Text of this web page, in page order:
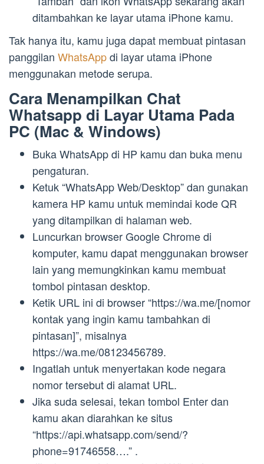
ditambahkan ke layar utama iPhone kamu.
Tak hanya itu, kamu juga dapat membuat pintasan
panggilan WhatsAppdi layar utama iPhone
menggunakan metode serupa.
Cara Menampilkan Chat
Whatsapp di Layar Utama Pada
PC (Mac & Windows)
Buka WhatsApp di HP kamu dan buka menu
pengaturan.
Ketuk “WhatsApp Web/Desktop” dan gunakan
kamera HP kamu untuk memindai kode QR
yang ditampilkan di halaman web.
Luncurkan browser Google Chrome di
komputer, kamu dapat menggunakan browser
lain yang memungkinkan kamu membuat
tombol pintasan desktop.
Ketik URL ini di browser “https://wa.me/[nomor
kontak yang ingin kamu tambahkan di
pintasan]”, misalnya
https://wa.me/08123456789.
Ingatlah untuk menyertakan kode negara
nomor tersebut di alamat URL.
Jika suda selesai, tekan tombol Enter dan
kamu akan diarahkan ke situs
“https://api.whatsapp.com/send/?
phone=91746558….” .